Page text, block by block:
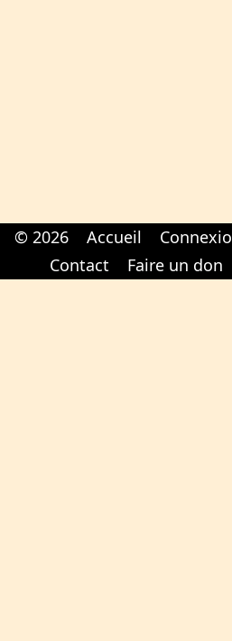
© 2026 Accueil
Contact
Faire un don